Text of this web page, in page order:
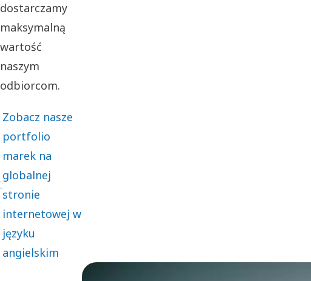
dostarczamy
maksymalną
wartość
naszym
odbiorcom.
Zobacz nasze
portfolio
marek na
globalnej
stronie
internetowej w
języku
angielskim